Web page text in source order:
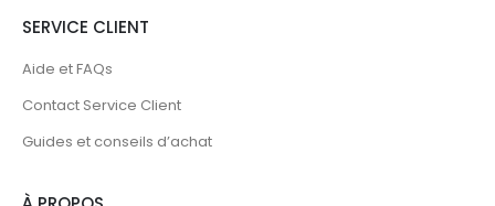
SERVICE CLIENT
Aide et FAQs
Contact Service Client
Guides et conseils d’achat